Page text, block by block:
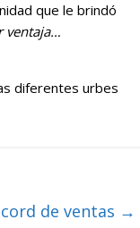
que le brindó
ventaja…
diferentes urbes
de ventas →